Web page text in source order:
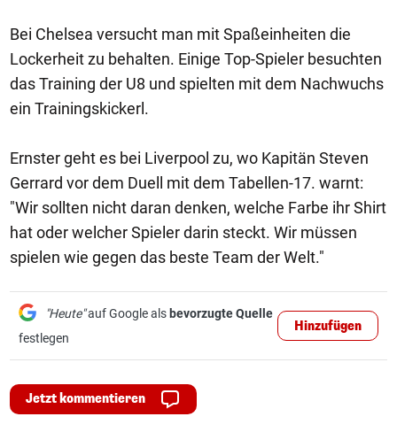
Bei Chelsea versucht man mit Spaßeinheiten die
Lockerheit zu behalten. Einige Top-Spieler besuchten
das Training der U8 und spielten mit dem Nachwuchs
ein Trainingskickerl.
Ernster geht es bei Liverpool zu, wo Kapitän Steven
Gerrard vor dem Duell mit dem Tabellen-17. warnt:
"Wir sollten nicht daran denken, welche Farbe ihr Shirt
hat oder welcher Spieler darin steckt. Wir müssen
spielen wie gegen das beste Team der Welt."
"Heute"auf Google als bevorzugte Quelle
festlegen
Hinzufügen
Jetzt kommentieren